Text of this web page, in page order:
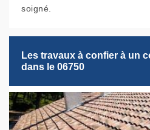
soigné.
Les travaux à confier à un
dans le 06750